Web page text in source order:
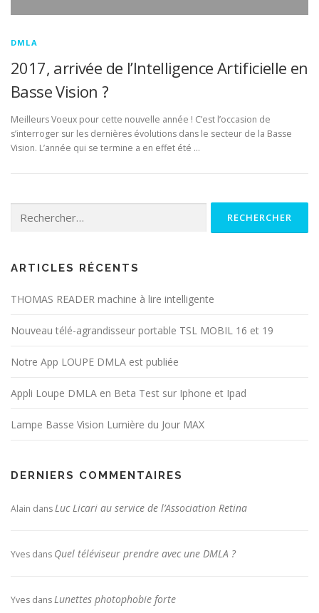
DMLA
2017, arrivée de l’Intelligence Artificielle en
Basse Vision ?
Meilleurs Voeux pour cette nouvelle année ! C’est l’occasion de
s’interroger sur les dernières évolutions dans le secteur de la Basse
Vision. L’année qui se termine a en effet été …
ARTICLES RÉCENTS
THOMAS READER machine à lire intelligente
Nouveau télé-agrandisseur portable TSL MOBIL 16 et 19
Notre App LOUPE DMLA est publiée
Appli Loupe DMLA en Beta Test sur Iphone et Ipad
Lampe Basse Vision Lumière du Jour MAX
DERNIERS COMMENTAIRES
Alain dansLuc Licari au service de l’Association Retina
Yves dans Quel téléviseur prendre avec une DMLA ?
Yves dansLunettes photophobie forte